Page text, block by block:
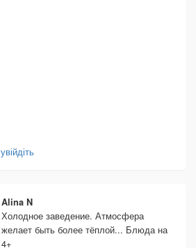
увійдіть
Alina N
Холодное заведение. Атмосфера
желает быть более тёплой... Блюда на
4+